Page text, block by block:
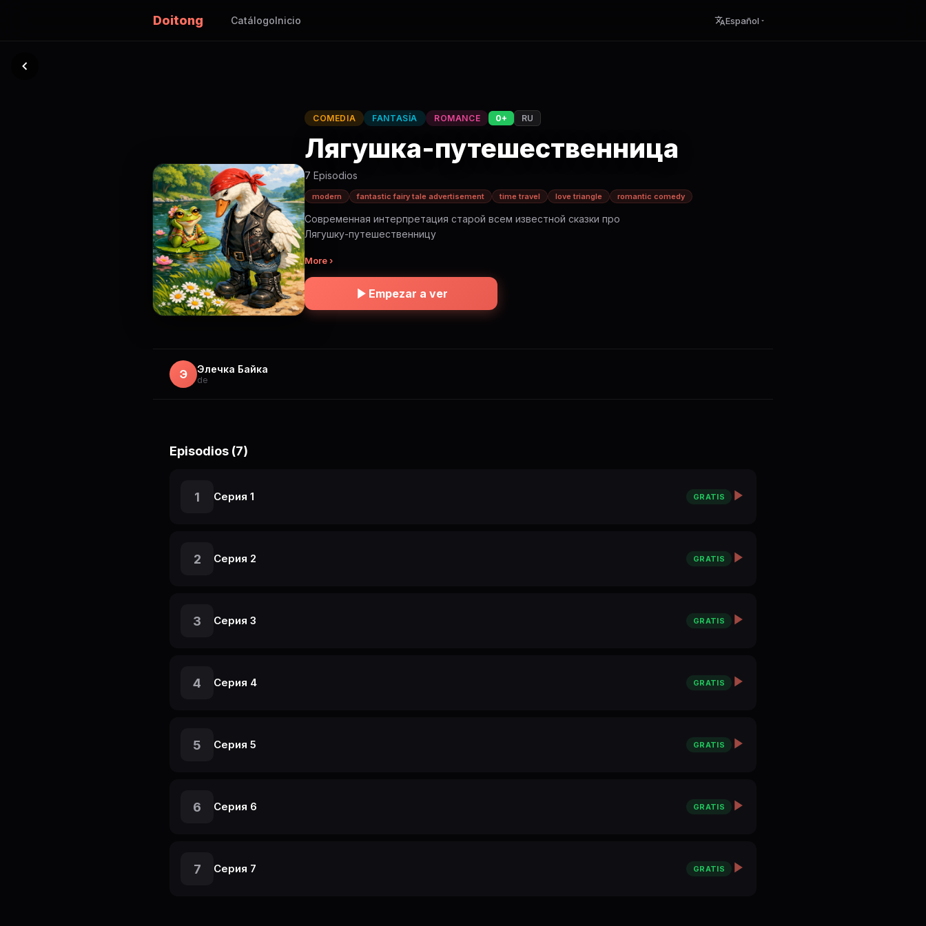
Doitong CatálogoInicio Español
COMEDIA FANTASÍA ROMANCE 0+ RU
Лягушка-путешественница
7 Episodios
modern fantastic fairy tale advertisement time travel love triangle romantic comedy
Современная интерпретация старой всем известной сказки про
Лягушку-путешественницу
More ›
Empezar a ver
Э Элечка Байка
de
Episodios (7)
1 Серия 1 GRATIS
2 Серия 2 GRATIS
3 Серия 3 GRATIS
4 Серия 4 GRATIS
5 Серия 5 GRATIS
6 Серия 6 GRATIS
7 Серия 7 GRATIS